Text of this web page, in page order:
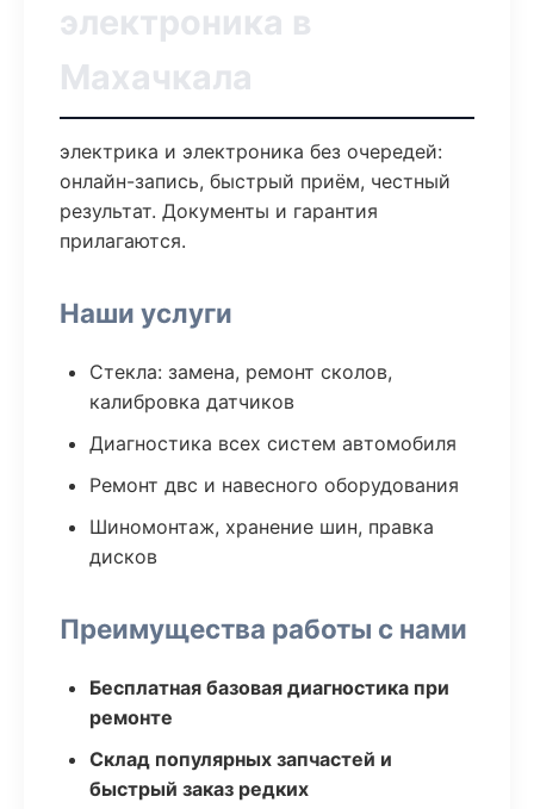
электроника в
Махачкала
электрика и электроника без очередей:
онлайн-запись, быстрый приём, честный
результат. Документы и гарантия
прилагаются.
Наши услуги
Стекла: замена, ремонт сколов,
калибровка датчиков
Диагностика всех систем автомобиля
Ремонт двс и навесного оборудования
Шиномонтаж, хранение шин, правка
дисков
Преимущества работы с нами
Бесплатная базовая диагностика при
ремонте
Склад популярных запчастей и
быстрый заказ редких